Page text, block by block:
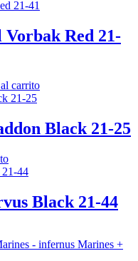
Vorbak Red 21-
carrito
Black 21-25
Black 21-44